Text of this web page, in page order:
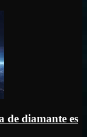
de diamante es